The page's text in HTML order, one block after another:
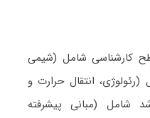
کارشناسی شامل (شیمی
(رئولوژی، انتقال حرارت و
شامل (مبانی پیشرفته